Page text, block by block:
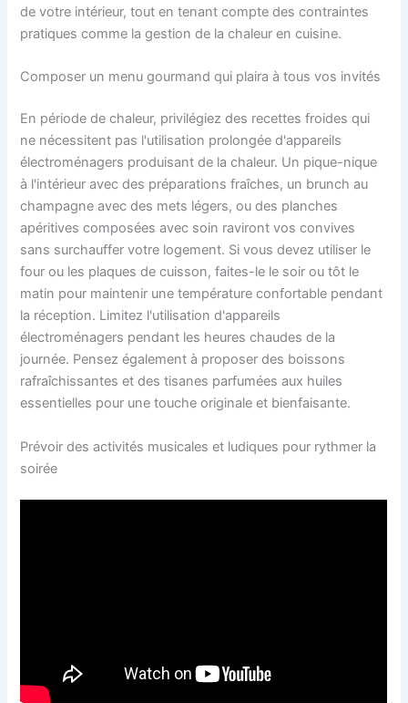
de votre intérieur, tout en tenant compte des contraintes
pratiques comme la gestion de la chaleur en cuisine.
Composer un menu gourmand qui plaira à tous vos invités
En période de chaleur, privilégiez des recettes froides qui
ne nécessitent pas l'utilisation prolongée d'appareils
électroménagers produisant de la chaleur. Un pique-nique
à l'intérieur avec des préparations fraîches, un brunch au
champagne avec des mets légers, ou des planches
apéritives composées avec soin raviront vos convives
sans surchauffer votre logement. Si vous devez utiliser le
four ou les plaques de cuisson, faites-le le soir ou tôt le
matin pour maintenir une température confortable pendant
la réception. Limitez l'utilisation d'appareils
électroménagers pendant les heures chaudes de la
journée. Pensez également à proposer des boissons
rafraîchissantes et des tisanes parfumées aux huiles
essentielles pour une touche originale et bienfaisante.
Prévoir des activités musicales et ludiques pour rythmer la
soirée